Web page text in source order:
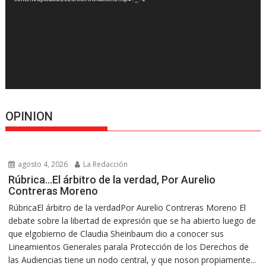
OPINION
agosto 4, 2026 La Redacción
Rúbrica…El árbitro de la verdad, Por Aurelio
Contreras Moreno
RúbricaEl árbitro de la verdadPor Aurelio Contreras Moreno El
debate sobre la libertad de expresión que se ha abierto luego de
que elgobierno de Claudia Sheinbaum dio a conocer sus
Lineamientos Generales parala Protección de los Derechos de
las Audiencias tiene un nodo central, y que noson propiamente...